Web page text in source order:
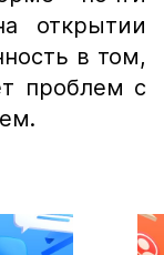
открытии
в том,
проблем с